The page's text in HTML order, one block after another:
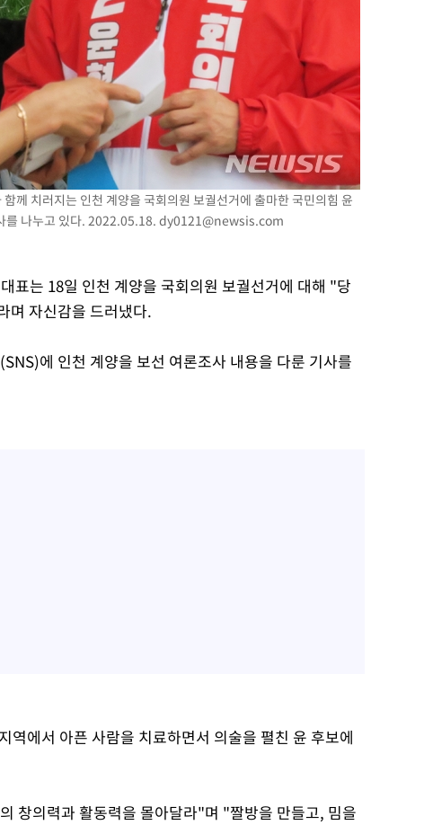
'
파께 치러지는 인천 계양을 국회의원 보궐선거에 출마한 국민의힘 윤
를 나누고 있다. 2022.05.18. dy0121@newsis.com
표는 18일 인천 계양을 국회의원 보궐선거에 대해 "당
며 자신감을 드러냈다.
에 인천 계양을 보선 여론조사 내용을 다룬 기사를
에서 아픈 사람을 치료하면서 의술을 펼친 윤 후보에
창의력과 활동력을 몰아달라"며 "짤방을 만들고, 밈을